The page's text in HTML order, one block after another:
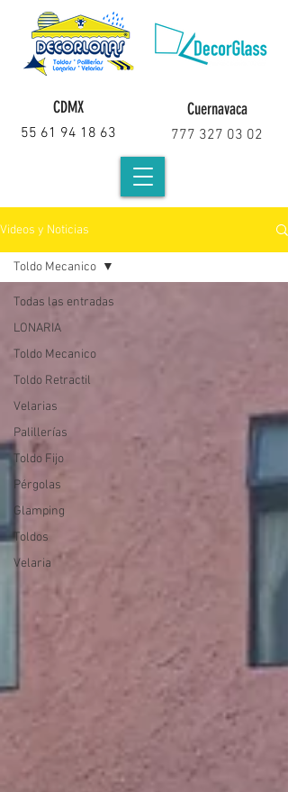
CDMX
55 61 94 18 63
Cuernavaca
777 327 03 02
Videos y Noticias
Todas las entradas
LONARIA
Toldo Mecanico
Toldo Retractil
Velarias
Palillerías
Toldo Fijo
Pérgolas
Glamping
Toldos
Velaria
Toldo Mecanico